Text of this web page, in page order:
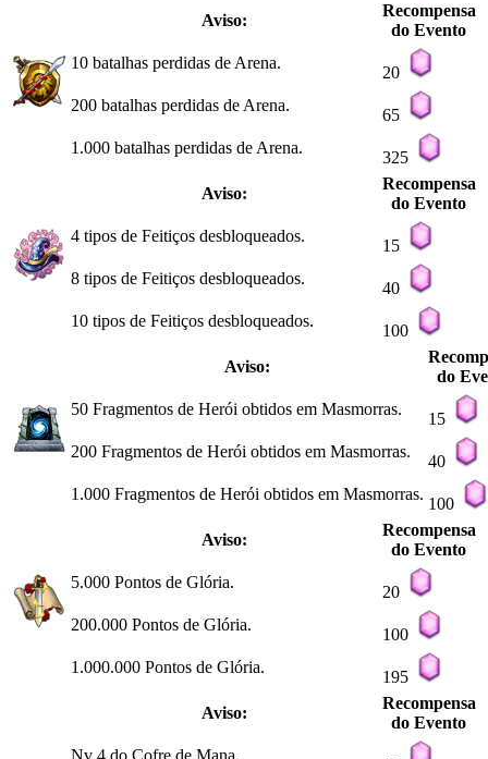
Aviso:
Recompensa
do Evento
10 batalhas perdidas de Arena.
20
200 batalhas perdidas de Arena.
65
1.000 batalhas perdidas de Arena.
325
Aviso:
Recompensa
do Evento
4 tipos de Feitiços desbloqueados.
15
8 tipos de Feitiços desbloqueados.
40
10 tipos de Feitiços desbloqueados.
100
Aviso:
do
50 Fragmentos de Herói obtidos em Masmorras.
15
200 Fragmentos de Herói obtidos em Masmorras.
40
1.000 Fragmentos de Herói obtidos em Masmorras.
100
Aviso:
Recompensa
do Evento
5.000 Pontos de Glória.
20
200.000 Pontos de Glória.
100
1.000.000 Pontos de Glória.
195
Aviso:
Recompensa
do Evento